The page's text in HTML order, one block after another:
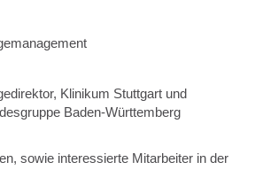
Klinikum Stuttgart und
Baden-Württemberg
sowie interessierte Mitarbeiter in der